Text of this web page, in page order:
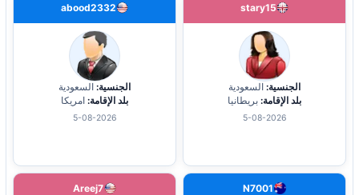
stary15
الجنسية: السعودية
بلد الإقامة: بريطانيا
5-08-2026
abood2332
الجنسية: السعودية
بلد الإقامة: امريكا
5-08-2026
N7001
Areej7